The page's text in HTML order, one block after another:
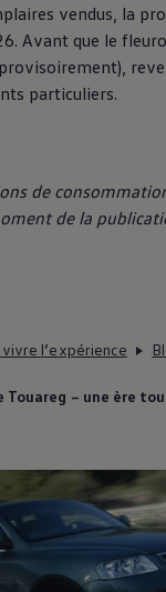
vendus, la
Avant que le
particuliers.
de
de la
l’expérience
– une ère